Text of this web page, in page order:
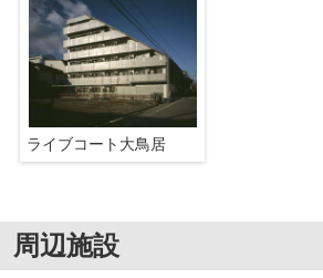
ライブコート大鳥居
周辺施設